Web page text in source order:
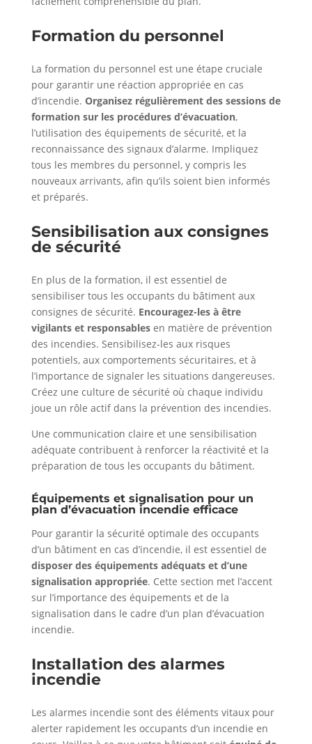
Formation du personnel
La formation du personnel est une étape cruciale
pour garantir une réaction appropriée en cas
d’incendie. Organisez régulièrement des sessions de
formation sur les procédures d’évacuation,
l’utilisation des équipements de sécurité, et la
reconnaissance des signaux d’alarme. Impliquez
tous les membres du personnel, y compris les
nouveaux arrivants, afin qu’ils soient bien informés
et préparés.
Sensibilisation aux consignes
de sécurité
En plus de la formation, il est essentiel de
sensibiliser tous les occupants du bâtiment aux
consignes de sécurité. Encouragez-les à être
vigilants et responsablesen matière de prévention
des incendies. Sensibilisez-les aux risques
potentiels, aux comportements sécuritaires, et à
l’importance de signaler les situations dangereuses.
Créez une culture de sécurité où chaque individu
joue un rôle actif dans la prévention des incendies.
Une communication claire et une sensibilisation
adéquate contribuent à renforcer la réactivité et la
préparation de tous les occupants du bâtiment.
Équipements et signalisation pour un
plan d’évacuation incendie efficace
Pour garantir la sécurité optimale des occupants
d’un bâtiment en cas d’incendie, il est essentiel de
disposer des équipements adéquats et d’une
signalisation appropriée. Cette section met l’accent
sur l’importance des équipements et de la
signalisation dans le cadre d’un plan d’évacuation
incendie.
Installation des alarmes
incendie
Les alarmes incendie sont des éléments vitaux pour
alerter rapidement les occupants d’un incendie en